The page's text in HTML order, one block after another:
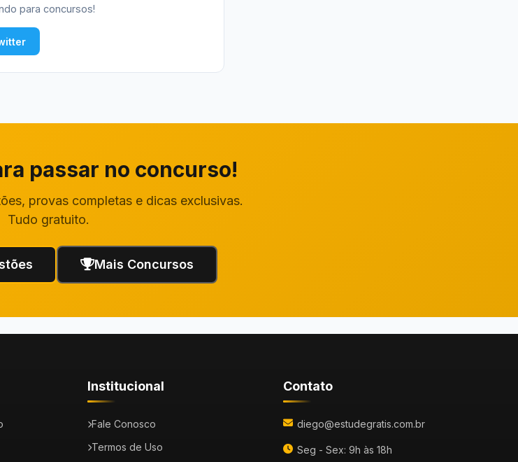
para concursos!
passar no concurso!
provas completas e dicas exclusivas.
Tudo gratuito.
Mais Concursos
Institucional
Fale Conosco
Termos de Uso
Contato
diego@estudegratis.com.br
Seg - Sex: 9h às 18h